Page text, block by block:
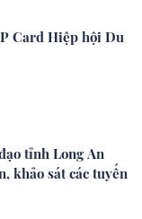
Card Hiệp hội Du
tỉnh Long An
khảo sát các tuyến